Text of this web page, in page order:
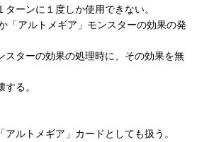
ーンに１度しか使用できない。
「アルトメギア」モンスターの効果の発
スターの効果の処理時に、その効果を無
る。
ルトメギア」カードとしても扱う。